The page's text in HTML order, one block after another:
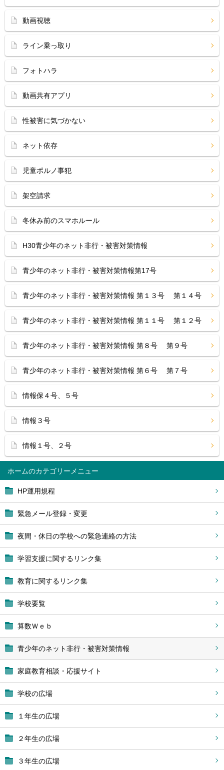
ホーム
HP運用規程
緊急メール登録・変更
夜間・休日の学校への緊急連絡の方法
学習支援に関するリンク集
教育に関するリンク集
学校要覧
算数Ｗｅｂ
青少年のネット非行・被害対策情報
家庭教育相談・応援サイト
学校の広場
１年生の広場
２年生の広場
３年生の広場
動画視聴
ライン乗っ取り
フォトハラ
動画共有アプリ
性被害に気づかない
ネット依存
児童ポルノ事犯
架空請求
冬休み前のスマホルール
H30青少年のネット非行・被害対策情報
青少年のネット非行・被害対策情報第17号
青少年のネット非行・被害対策情報 第１３号 第１４号
青少年のネット非行・被害対策情報 第１１号 第１２号
青少年のネット非行・被害対策情報 第８号 第９号
青少年のネット非行・被害対策情報 第６号 第７号
情報保４号、５号
情報３号
情報１号、２号